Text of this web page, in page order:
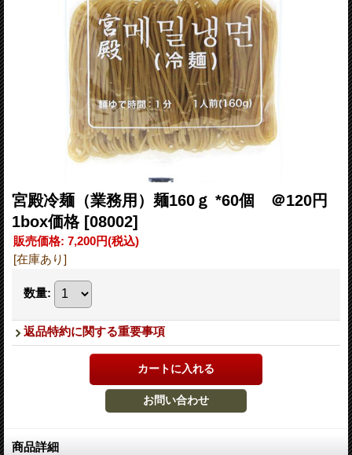
宮殿冷麺（業務用）麺160ｇ *60個 ＠120円
1box価格 [08002]
販売価格: 7,200円(税込)
[在庫あり]
数量:
返品特約に関する重要事項
商品詳細